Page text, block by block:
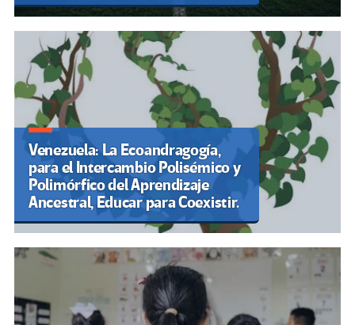
Venezuela: La Ecoandragogía,
para el Intercambio Polisémico y
Polimórfico del Aprendizaje
Ancestral, Educar para Coexistir.